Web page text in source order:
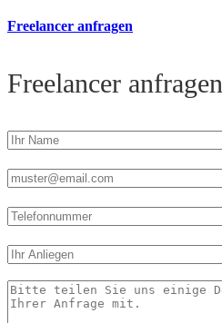
Freelancer anfragen
Freelancer anfragen